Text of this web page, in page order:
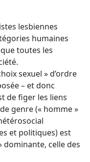
lesbiennes
humaines
toutes les
sexuel » d’ordre
– et donc
de figer les liens
genre (« homme »
et politiques) est
dominante, celle des